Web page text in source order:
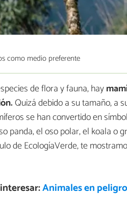
como medio preferente
de flora y fauna, hay
Quizá debido a su tamaño, a
se han convertido en
panda, el oso polar, el koala o
de EcologíaVerde, te
Animales en